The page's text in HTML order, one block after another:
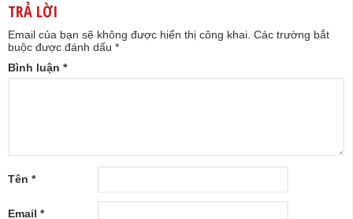
TRẢ LỜI
Email của bạn sẽ không được hiển thị công khai. Các trường bắt
buộc được đánh dấu *
Bình luận *
Tên *
Email *